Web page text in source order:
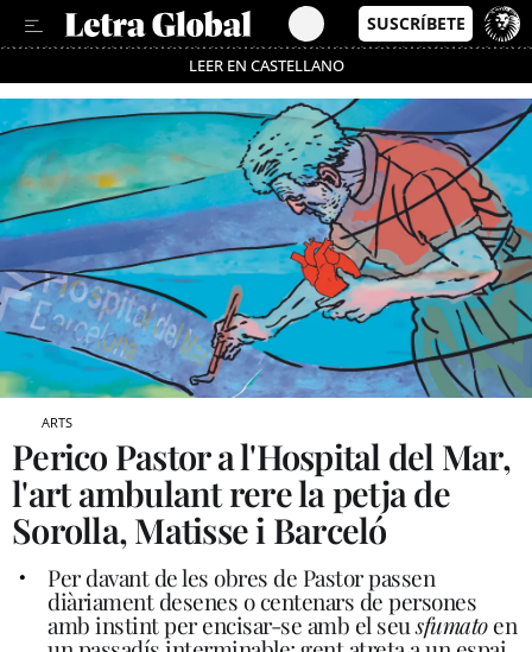
LEER EN CASTELLANO
Passa’t al mode estalvi
ARTS
Perico Pastor a l'Hospital del Mar,
l'art ambulant rere la petja de
Sorolla, Matisse i Barceló
Per davant de les obres de Pastor passen
diàriament desenes o centenars de persones
amb instint per encisar-se amb el seusfumatoen